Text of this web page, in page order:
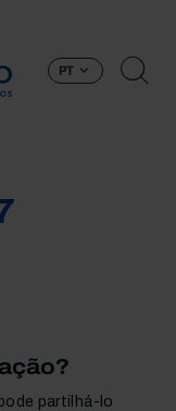
PT
partilhá-lo